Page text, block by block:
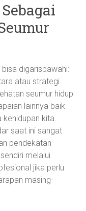
digarisbawahi:
atau strategi
seumur hidup
lainnya baik
kehidupan kita.
saat ini sangat
pendekatan
melalui
jika perlu
masing-